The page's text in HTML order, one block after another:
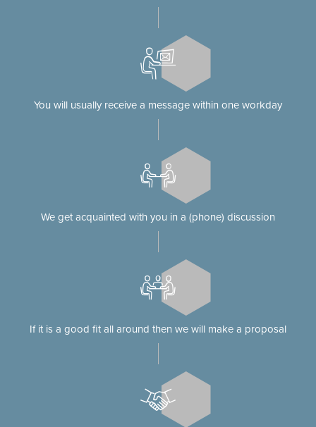
You will usually receive a message within one workday
We get acquainted with you in a (phone) discussion
If it is a good fit all around then we will make a proposal